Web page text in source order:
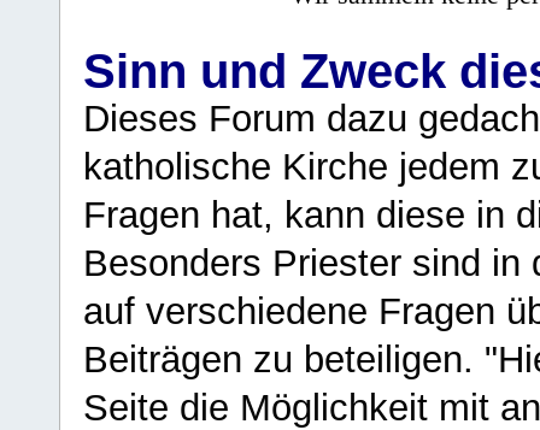
Sinn und Zweck
Dieses Forum dazu
katholische Kirche jedem
Fragen hat, kann diese in
Besonders Priester sind in
auf verschiedene Fragen
Beiträgen zu beteiligen.
Seite die Möglichkeit mit